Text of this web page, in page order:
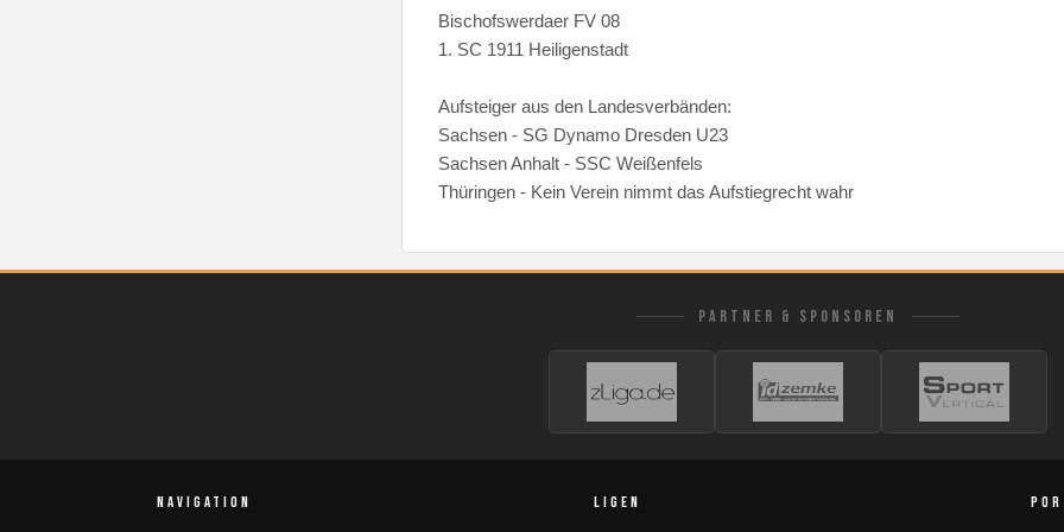
Bischofswerdaer FV 08
1. SC 1911 Heiligenstadt
Aufsteiger aus den Landesverbänden:
Sachsen - SG Dynamo Dresden U23
Sachsen Anhalt - SSC Weißenfels
Thüringen - Kein Verein nimmt das Aufstiegrecht wahr
PARTNER & SPONSOREN
NAVIGATION LIGEN